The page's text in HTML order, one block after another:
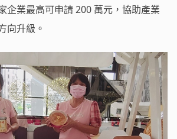
企業最高可申請 200 萬元，協助產業
向升級。